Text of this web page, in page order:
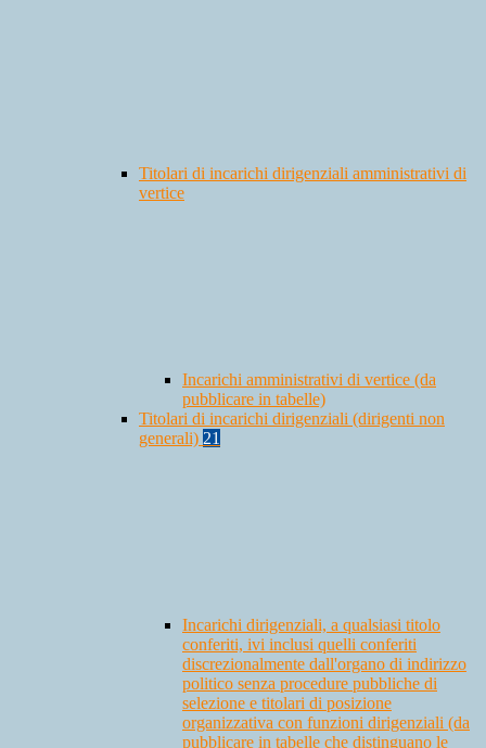
Titolari di incarichi dirigenziali amministrativi di
vertice
Incarichi amministrativi di vertice (da
pubblicare in tabelle)
Titolari di incarichi dirigenziali (dirigenti non
generali) 21
Incarichi dirigenziali, a qualsiasi titolo
conferiti, ivi inclusi quelli conferiti
discrezionalmente dall'organo di indirizzo
politico senza procedure pubbliche di
selezione e titolari di posizione
organizzativa con funzioni dirigenziali (da
pubblicare in tabelle che distinguano le